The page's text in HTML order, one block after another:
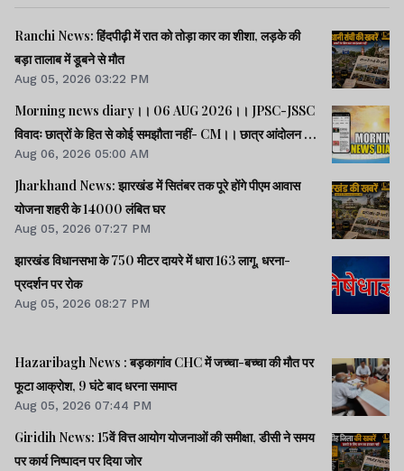
Ranchi News: हिंदपीढ़ी में रात को तोड़ा कार का शीशा, लड़के की
बड़ा तालाब में डूबने से मौत
Aug 05, 2026 03:22 PM
Morning news diary।। 06 AUG 2026।। JPSC-JSSC
विवादः छात्रों के हित से कोई समझौता नहीं- CM।। छात्र आंदोलन के
समर्थन में झारखंड आएंगे अभिजीत दीपके।। जब तक अमित शाह सदन
में जवाब नहीं देते, चर्चा नहीं होगीः राहुल।। समेत कई खबरें व वीडियो.
Aug 06, 2026 05:00 AM
Jharkhand News: झारखंड में सितंबर तक पूरे होंगे पीएम आवास
योजना शहरी के 14000 लंबित घर
Aug 05, 2026 07:27 PM
झारखंड विधानसभा के 750 मीटर दायरे में धारा 163 लागू, धरना-
प्रदर्शन पर रोक
Aug 05, 2026 08:27 PM
Hazaribagh News : बड़कागांव CHC में जच्चा-बच्चा की मौत पर
फूटा आक्रोश, 9 घंटे बाद धरना समाप्त
Aug 05, 2026 07:44 PM
Giridih News: 15वें वित्त आयोग योजनाओं की समीक्षा, डीसी ने समय
पर कार्य निष्पादन पर दिया जोर